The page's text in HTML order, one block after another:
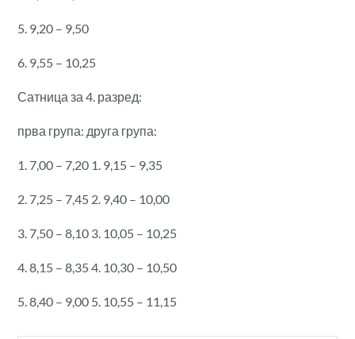
5. 9,20 – 9,50
6. 9,55 – 10,25
Сатница за 4. разред:
прва група: друга група:
1. 7,00 – 7,20 1. 9,15 – 9,35
2. 7,25 – 7,45 2. 9,40 – 10,00
3. 7,50 – 8,10 3. 10,05 – 10,25
4. 8,15 – 8,35 4. 10,30 – 10,50
5. 8,40 – 9,00 5. 10,55 – 11,15